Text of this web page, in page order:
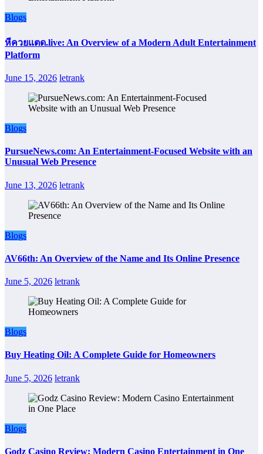
Blogs
หีควยแตด.live: An Overview of a Modern Adult Entertainment
Platform
June 15, 2026 letrank
Blogs
PursueNews.com: An Entertainment-Focused Website with an
Unusual Web Presence
June 13, 2026 letrank
Blogs
AV66th: An Overview of the Name and Its Online Presence
June 5, 2026 letrank
Blogs
Buy Heating Oil: A Complete Guide for Homeowners
June 5, 2026 letrank
Blogs
Godz Casino Review: Modern Casino Entertainment in One